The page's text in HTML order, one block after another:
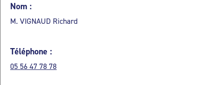
Nom :
M. VIGNAUD Richard
Téléphone :
05 56 47 78 78